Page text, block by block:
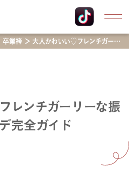
卒業袴 大人かわいい♡フレンチガーリーな振袖コーデ完全ガイド
レンチガーリーな振
完全ガイド